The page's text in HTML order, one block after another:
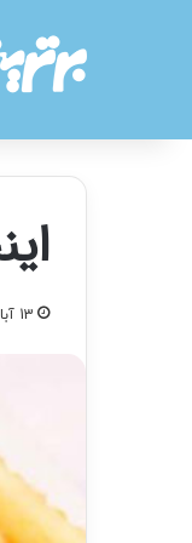
13 آبان 1402